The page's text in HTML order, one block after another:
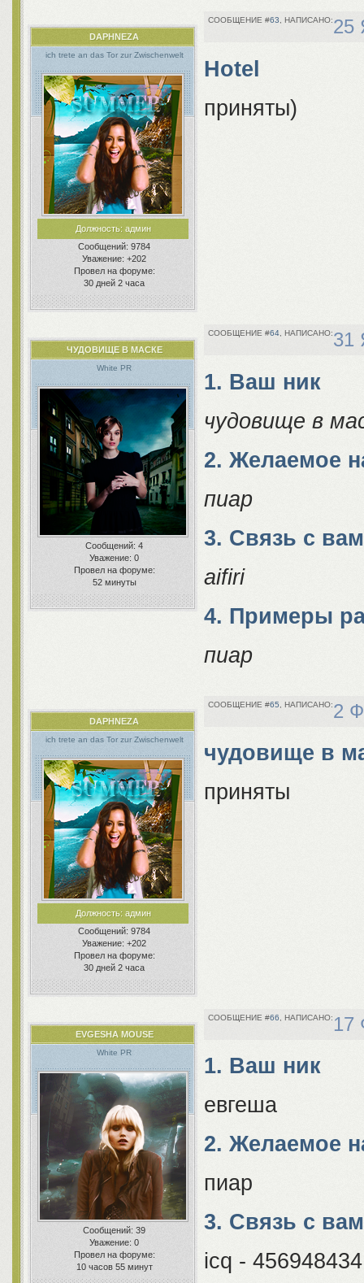
63 25
DAPHNEZA
ich trete an das Tor zur Zwischenwelt
Должность:админ
Сообщений: 9784
Уважение: +202
Провел на форуме:
30 дней 2 часа
Hotel
приняты)
64 31
ЧУДОВИЩЕ В МАСКЕ
White PR
Сообщений: 4
Уважение: 0
Провел на форуме:
52 минуты
1. Ваш ник
чудовище в
2. Желаемое
пиар
3. Связь с
aifiri
4. Примеры
пиар
65 2
DAPHNEZA
ich trete an das Tor zur Zwischenwelt
Должность:админ
Сообщений: 9784
Уважение: +202
Провел на форуме:
30 дней 2 часа
чудовище в
приняты
66 17
EVGESHA MOUSE
White PR
Сообщений: 39
Уважение: 0
Провел на форуме:
10 часов 55 минут
1. Ваш ник
евгеша
2. Желаемое
пиар
3. Связь с
icq - 456948434